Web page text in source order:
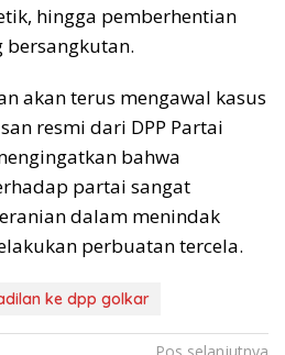
hingga pemberhentian
akan terus mengawal kasus
resmi dari DPP Partai
bahwa
partai sangat
dalam menindak
perbuatan tercela.
ke dpp golkar